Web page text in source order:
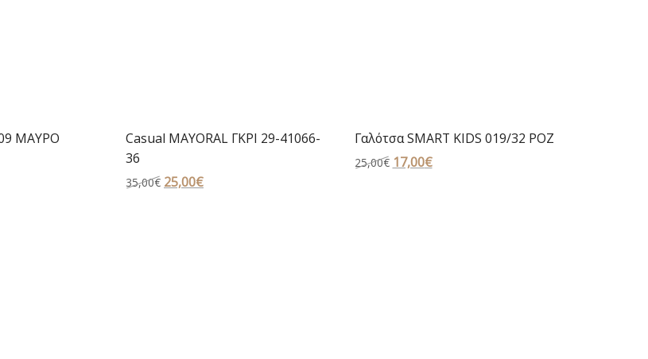
ΜΑΥΡΟ
Casual MAYORAL ΓΚΡΙ 29-41066-
36
35,00€ Original
25,00€Η
Γαλότσα SMART KIDS 019/32 ΡΟΖ
25,00€ Original
17,00€Η